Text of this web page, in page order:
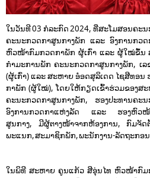
ໃນວັນທີ 03 ກໍລະກົດ 2024, ທີ່ສະໂມສອນຄະ
ຄະນະກວດກາສູນກາງພັກ ແລະ ອົງການກວ
ຫົວໜ້າກົມກວດກາພັກ ຜູ້ເກົ່າ ແລະ ຜູ້ໃໝ່ຂຶ້ນ
ກໍາມະການພັກ ຄະນະກວດກາສູນກາງພັກ,
(ຜູ້ເກົ່າ) ແລະ ສະຫາຍ ອ໋ອດສຸລິເດດ ໄຊສີທອ
ກາພັກ (ຜູ້ໃໝ່), ໂດຍໃຫ້ກຽດເຂົ້າຮ່ວມຂອງສ
ຄະນະກວດກາສູນກາງພັກ, ຮອງປະທານຄະ
ອົງການກວດກາແຫ່ງລັດ ແລະ ຮອງຫົວໜ້າ
ສູນກາງ, ມີຜູ້ຕາງໜ້າຈາກຫ້ອງການ, ກົມຈັ
ພະແນກ, ສະມາຊິກພັກ, ພະນັກງານ-ລັດຖະກອ
ໃນພິທີ ສະຫາຍ ຄູນແກ້ວ ສີອຸ່ນໄທ ຫົວໜ້າກົມ